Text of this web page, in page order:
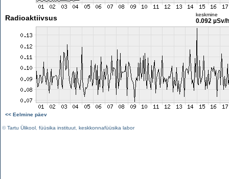
Radioaktiivsus keskmine
0.092 µSv/h
<< Eelmine päev
©Tartu Ülikool füüsika instituut keskkonnafüüsika labor